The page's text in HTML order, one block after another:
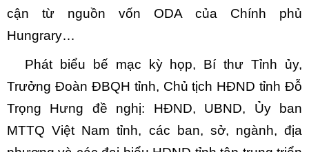
cận từ nguồn vốn ODA của Chính phủ
Hungrary…
Phát biểu bế mạc kỳ họp, Bí thư Tỉnh ủy,
Trưởng Đoàn ĐBQH tỉnh, Chủ tịch HĐND tỉnh Đỗ
Trọng Hưng đề nghị: HĐND, UBND, Ủy ban
MTTQ Việt Nam tỉnh, các ban, sở, ngành, địa